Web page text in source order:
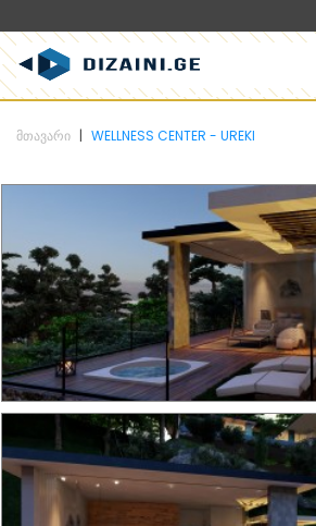
ᲛᲗᲐᲕᲐᲠᲘ WELLNESS CENTER - UREKI